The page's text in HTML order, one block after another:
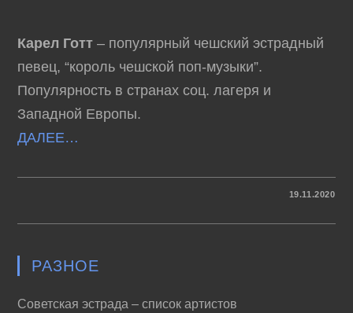
Карел Готт – популярный чешский эстрадный
певец, “король чешской поп-музыки”.
Популярность в странах соц. лагеря и
Западной Европы.
ДАЛЕЕ…
ГОТТ
19.11.2020
РАЗНОЕ
Советская эстрада – список артистов